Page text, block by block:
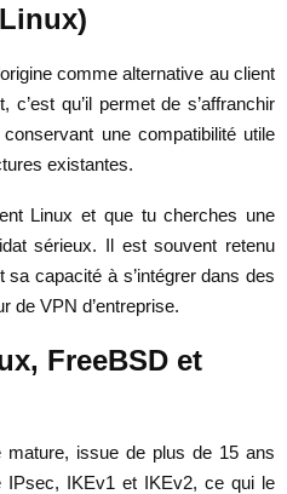
comme alternative au client
qu’il permet de s’affranchir
une compatibilité utile
existantes.
Linux et que tu cherches une
sérieux. Il est souvent retenu
capacité à s’intégrer dans des
de VPN d’entreprise.
FreeBSD et
mature, issue de plus de 15 ans
IPsec, IKEv1 et IKEv2, ce qui le